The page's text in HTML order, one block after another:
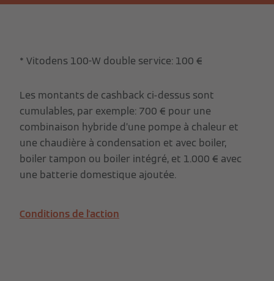
* Vitodens 100-W double service: 100 €
Les montants de cashback ci-dessus sont
cumulables, par exemple: 700 € pour une
combinaison hybride d’une pompe à chaleur et
une chaudière à condensation et avec boiler,
boiler tampon ou boiler intégré, et 1.000 € avec
une batterie domestique ajoutée.
Conditions de l'action